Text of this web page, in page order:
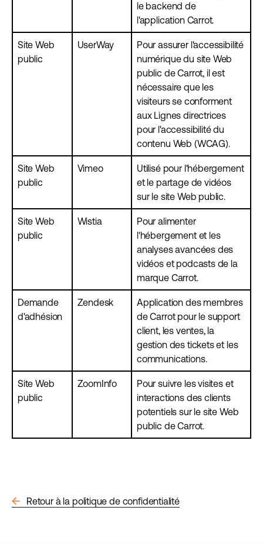
le backend de
l'application Carrot.
Site Web
public
UserWay
Pour assurer l'accessibilité
numérique du site Web
public de Carrot, il est
nécessaire que les
visiteurs se conforment
aux Lignes directrices
pour l'accessibilité du
contenu Web (WCAG).
Site Web
public
Vimeo
Utilisé pour l'hébergement
et le partage de vidéos
sur le site Web public.
Site Web
public
Wistia
Pour alimenter
l'hébergement et les
analyses avancées des
vidéos et podcasts de la
marque Carrot.
Demande
d'adhésion
Zendesk
Application des membres
de Carrot pour le support
client, les ventes, la
gestion des tickets et les
communications.
Site Web
public
ZoomInfo
Pour suivre les visites et
interactions des clients
potentiels sur le site Web
public de Carrot.
arrow_back Retour à la politique de confidentialité